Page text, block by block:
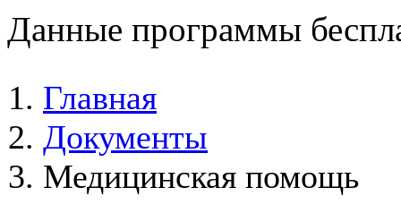
Данные программы
Главная
Документы
Медицинская помощь